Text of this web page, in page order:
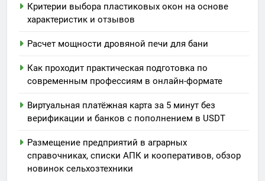
Критерии выбора пластиковых окон на основе
характеристик и отзывов
Расчет мощности дровяной печи для бани
Как проходит практическая подготовка по
современным профессиям в онлайн-формате
Виртуальная платёжная карта за 5 минут без
верификации и банков с пополнением в USDT
Размещение предприятий в аграрных
справочниках, списки АПК и кооперативов, обзор
новинок сельхозтехники